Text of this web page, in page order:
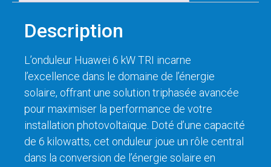
Description
L’onduleur Huawei 6 kW TRI incarne
l’excellence dans le domaine de l’énergie
solaire, offrant une solution triphasée avancée
pour maximiser la performance de votre
installation photovoltaïque. Doté d’une capacité
de 6 kilowatts, cet onduleur joue un rôle central
dans la conversion de l’énergie solaire en